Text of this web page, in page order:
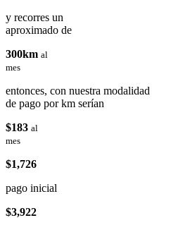
y recorres un
aproximado de
300km al
mes
entonces, con nuestra modalidad
de pago por km serían
$183 al
mes
$1,726
pago inicial
$3,922